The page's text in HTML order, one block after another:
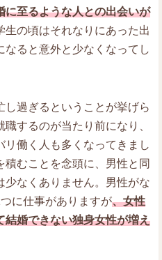
に至るような人との出会いが
生の頃はそれなりにあった出
ると意外と少なくなってし
過ぎるということが挙げら
するのが当たり前になり、
働く人も多くなってきまし
むことを念頭に、男性と同
少なくありません。男性がな
に仕事がありますが、女性
結婚できない独身女性が増え